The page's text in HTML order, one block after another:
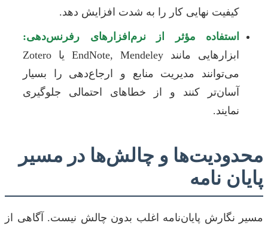
کیفیت نهایی کار را به شدت افزایش دهد.
استفاده مؤثر از نرم‌افزارهای رفرنس‌دهی:
ابزارهایی مانند EndNote, Mendeley یا Zotero
می‌توانند مدیریت منابع و ارجاع‌دهی را بسیار
آسان‌تر کنند و از خطاهای احتمالی جلوگیری
نمایند.
محدودیت‌ها و چالش‌ها در مسیر
پایان نامه
مسیر نگارش پایان‌نامه اغلب بدون چالش نیست. آگاهی از